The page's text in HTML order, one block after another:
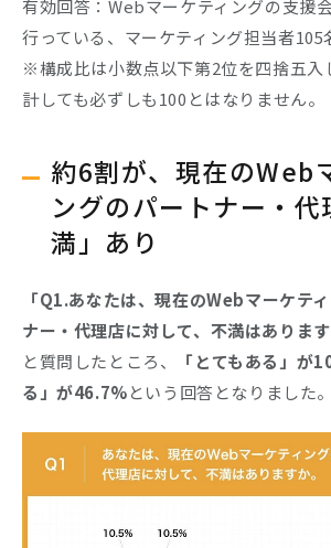
有効回答：Webマーケティングの支援
行っている、マーケティング担当者105
※構成比は小数点以下第2位を四捨五入
計しても必ずしも100とはなりません。
約6割が、現在のWeb
ングのパートナー・代
満」あり
「Q1.あなたは、現在のWebマーケテ
ナー・代理店に対して、不満はあります
と質問したところ、
「とてもある」が
る」が46.7%という回答となりました。